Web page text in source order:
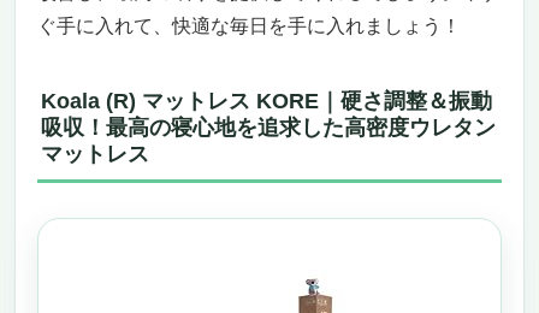
ぐ手に入れて、快適な毎日を手に入れましょう！
Koala (R) マットレス KORE｜硬さ調整＆振動
吸収！最高の寝心地を追求した高密度ウレタン
マットレス